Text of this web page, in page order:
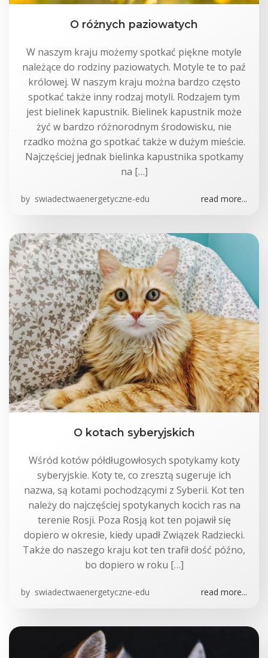
O różnych paziowatych
W naszym kraju możemy spotkać piękne motyle
należące do rodziny paziowatych. Motyle te to paź
królowej. W naszym kraju można bardzo często
spotkać także inny rodzaj motyli. Rodzajem tym
jest bielinek kapustnik. Bielinek kapustnik może
żyć w bardzo różnorodnym środowisku, nie
rzadko można go spotkać także w dużym mieście.
Najczęściej jednak bielinka kapustnika spotkamy
na […]
by swiadectwaenergetyczne-edu read more...
O kotach syberyjskich
Wśród kotów półdługowłosych spotykamy koty
syberyjskie. Koty te, co zresztą sugeruje ich
nazwa, są kotami pochodzącymi z Syberii. Kot ten
należy do najczęściej spotykanych kocich ras na
terenie Rosji. Poza Rosją kot ten pojawił się
dopiero w okresie, kiedy upadł Związek Radziecki.
Także do naszego kraju kot ten trafił dość późno,
bo dopiero w roku […]
by swiadectwaenergetyczne-edu read more...